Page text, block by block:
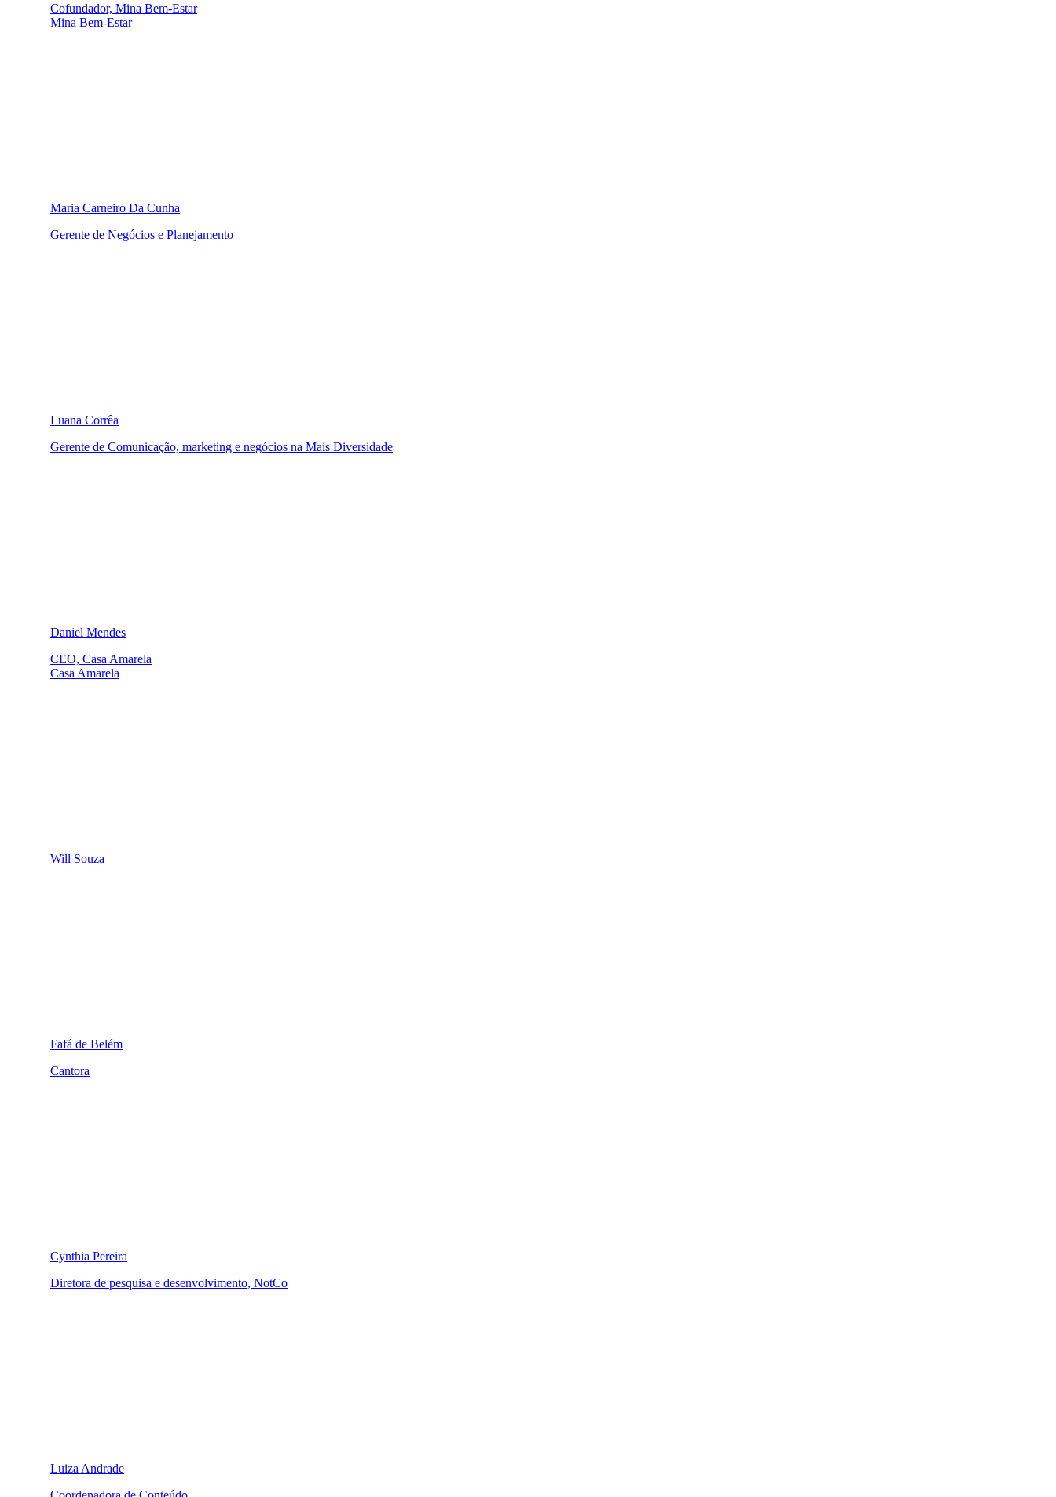
Cofundador, Mina Bem-Estar
Mina Bem-Estar
Maria Carneiro Da Cunha
Gerente de Negócios e Planejamento
Luana Corrêa
Gerente de Comunicação, marketing e negócios na Mais Diversidade
Daniel Mendes
CEO, Casa Amarela
Casa Amarela
Will Souza
Fafá de Belém
Cantora
Cynthia Pereira
Diretora de pesquisa e desenvolvimento, NotCo
Luiza Andrade